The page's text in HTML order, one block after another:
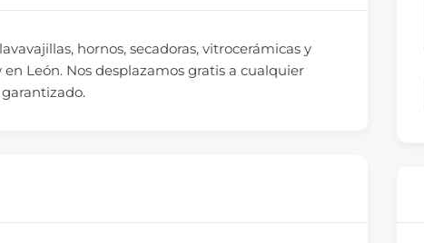
hornos, secadoras, vitrocerámicas y
León. Nos desplazamos gratis a cualquier